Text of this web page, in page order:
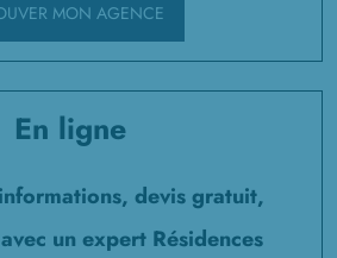
MON AGENCE
En ligne
devis gratuit,
un expert Résidences